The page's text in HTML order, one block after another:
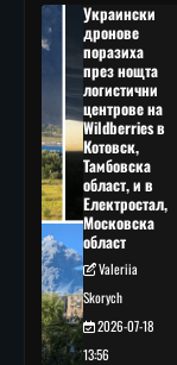
Украински
дронове
поразиха
през нощта
логистични
центрове на
Wildberries в
Котовск,
Тамбовска
област, и в
Електростал,
Московска
област
Valeriia
Skorych
2026-07-18
13:56